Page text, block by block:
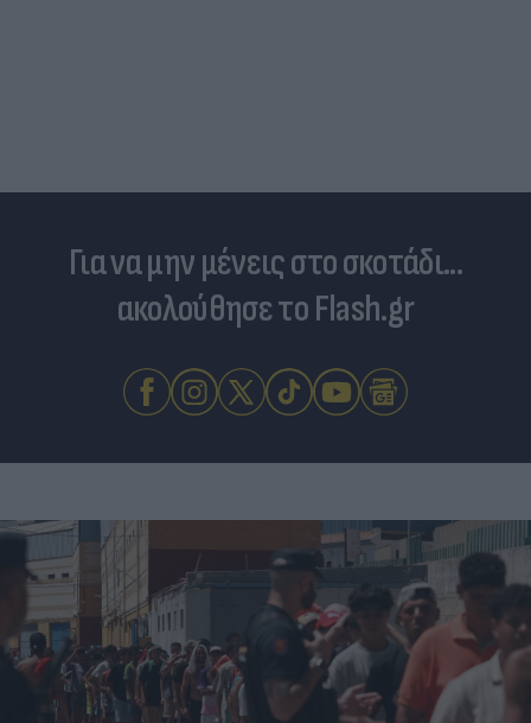
Για να μην μένεις στο σκοτάδι...
ακολούθησε το Flash.gr